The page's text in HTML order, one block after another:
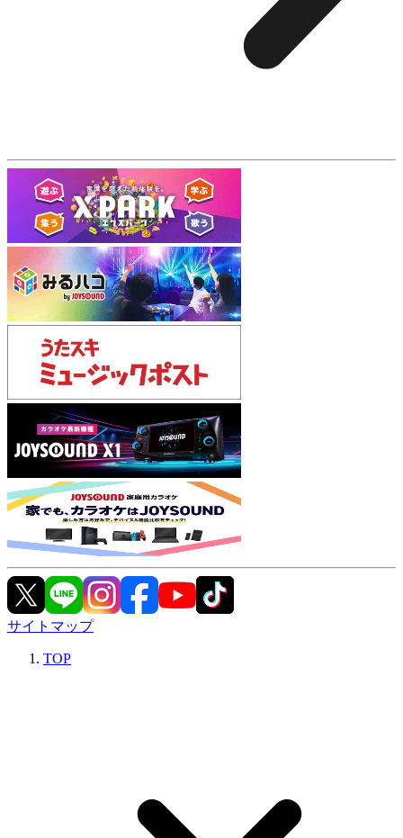
サイトマップ
TOP